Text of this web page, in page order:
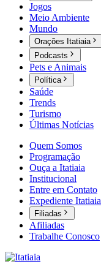
Jogos
Meio Ambiente
Mundo
Orações Itatiaia
Podcasts
Pets e Animais
Política
Saúde
Trends
Turismo
Últimas Notícias
Quem Somos
Programação
Ouça a Itatiaia
Institucional
Entre em Contato
Expediente Itatiaia
Filiadas
Afiliadas
Trabalhe Conosco